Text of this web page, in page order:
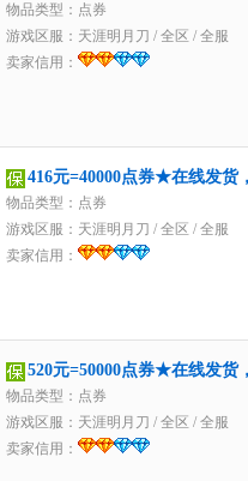
物品类型：点券
游戏区服： 天涯明月刀 / 全区 / 全服
卖家信用：
416元=40000点券★在线发
物品类型：点券
游戏区服： 天涯明月刀 / 全区 / 全服
卖家信用：
520元=50000点券★在线发
物品类型：点券
游戏区服： 天涯明月刀 / 全区 / 全服
卖家信用：